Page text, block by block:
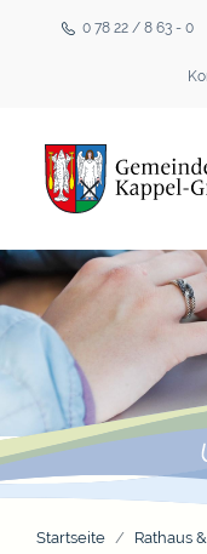
0 78 22 / 8 63 - 0
Startseite Rathaus